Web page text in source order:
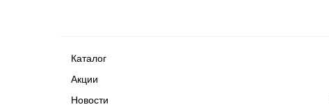
Каталог
Акции
Новости